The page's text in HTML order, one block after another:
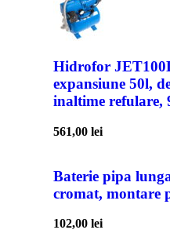
Hidrofor
expansiune 50l,
inaltime refulare,
561,00 lei
Baterie pipa
cromat, montare
102,00 lei